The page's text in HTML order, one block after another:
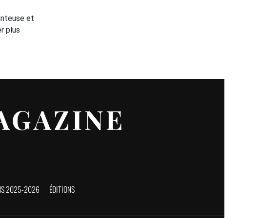
et
plus
2025-2026 ÉDITIONS